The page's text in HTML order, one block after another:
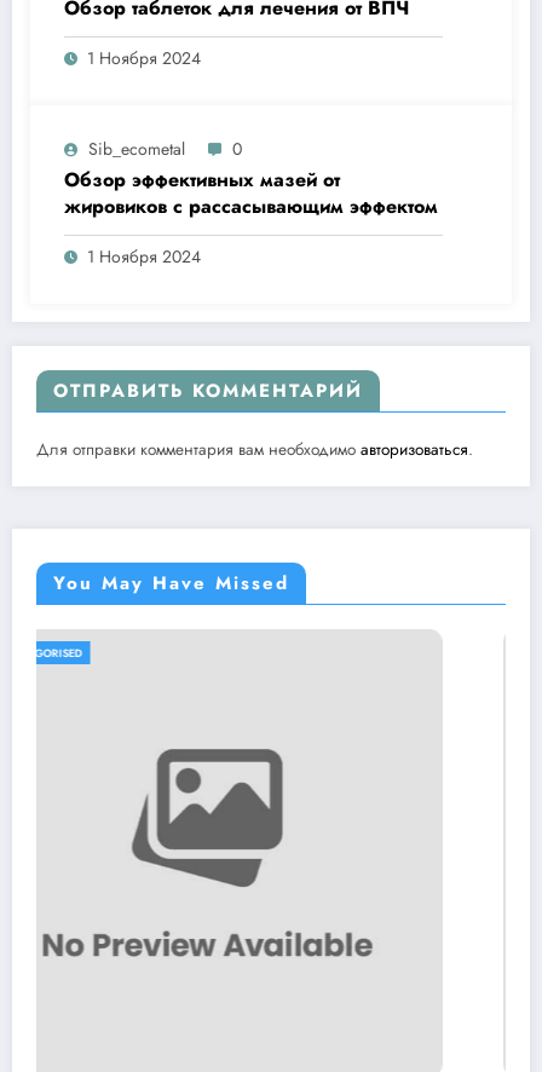
Обзор таблеток для лечения от ВПЧ
1 Ноября 2024
Sib_ecometal 0
Обзор эффективных мазей от
жировиков с рассасывающим эффектом
1 Ноября 2024
ОТПРАВИТЬ КОММЕНТАРИЙ
Для отправки комментария вам необходимо авторизоваться.
You May Have Missed